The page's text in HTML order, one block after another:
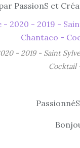
PassionS et
- 2019 - Saint
Cocktail